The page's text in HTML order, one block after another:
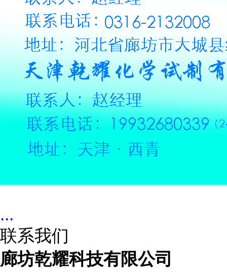
...
联系我们
廊坊乾耀科技有限公司